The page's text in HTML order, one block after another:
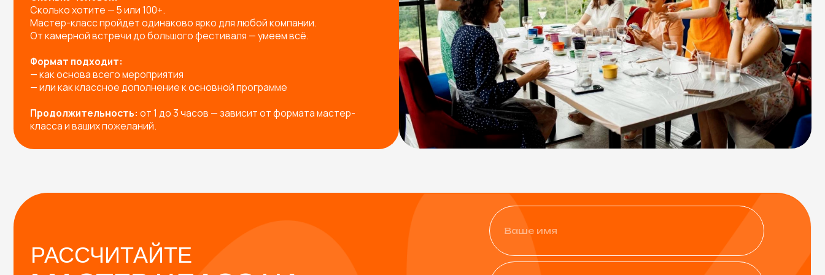
РАССЧИТАЙТЕ
МАСТЕР-КЛАСС НА
МЕРОПРИЯТИЕ!
Заполните форму — и мы предложим вам:
Готовые решения под любое мероприятие
Индивидуальную разработку мастер-класса под ваш запрос
Подборку с расчетом под вашу задачу
+7
Физическое лицо
Юридическое лицо
Я согласен сполитикой конфиденциальности